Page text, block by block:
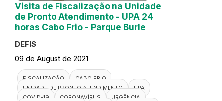
Visita de Fiscalização na Unidade
de Pronto Atendimento - UPA 24
horas Cabo Frio - Parque Burle
DEFIS
09 de August de 2021
FISCALIZAÇÃO
CABO FRIO
UNIDADE DE PRONTO ATENDIMENTO
UPA
COVID-19
CORONAVÍRUS
URGÊNCIA